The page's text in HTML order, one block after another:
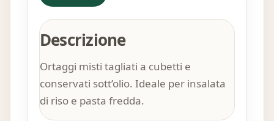
Descrizione
Ortaggi misti tagliati a cubetti e
conservati sott’olio. Ideale per insalata
di riso e pasta fredda.